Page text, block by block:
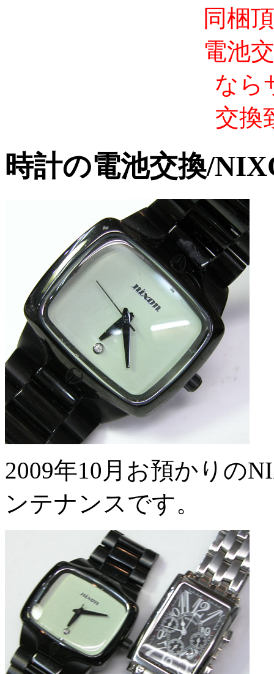
同梱
電池
なら
交換
時計の電池交換/
2009年10月お預かりの
ンテナンスです。